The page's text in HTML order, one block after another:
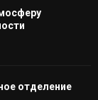
отделение